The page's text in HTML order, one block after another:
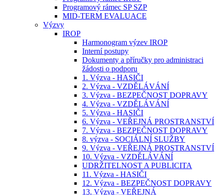
Programový rámec SP SZP
MID-TERM EVALUACE
Výzvy
IROP
Harmonogram výzev IROP
Interní postupy
Dokumenty a příručky pro administraci
žádosti o podporu
1. Výzva - HASIČI
2. Výzva - VZDĚLÁVÁNÍ
3. Výzva - BEZPEČNOST DOPRAVY
4. Výzva - VZDĚLÁVÁNÍ
5. Výzva - HASIČI
6. Výzva - VEŘEJNÁ PROSTRANSTVÍ
7. Výzva - BEZPEČNOST DOPRAVY
8. výzva - SOCIÁLNÍ SLUŽBY
9. Výzva - VEŘEJNÁ PROSTRANSTVÍ
10. Výzva - VZDĚLÁVÁNÍ
UDRŽITELNOST A PUBLICITA
11. Výzva - HASIČI
12. Výzva - BEZPEČNOST DOPRAVY
13. Výzva - VEŘEJNÁ